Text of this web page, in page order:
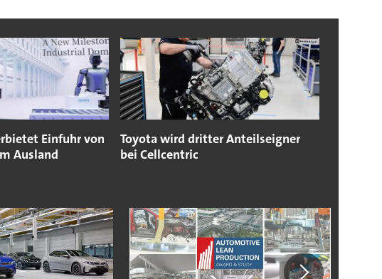
Einfuhr von
Ausland
Toyota wird dritter Anteilseigner
bei Cellcentric